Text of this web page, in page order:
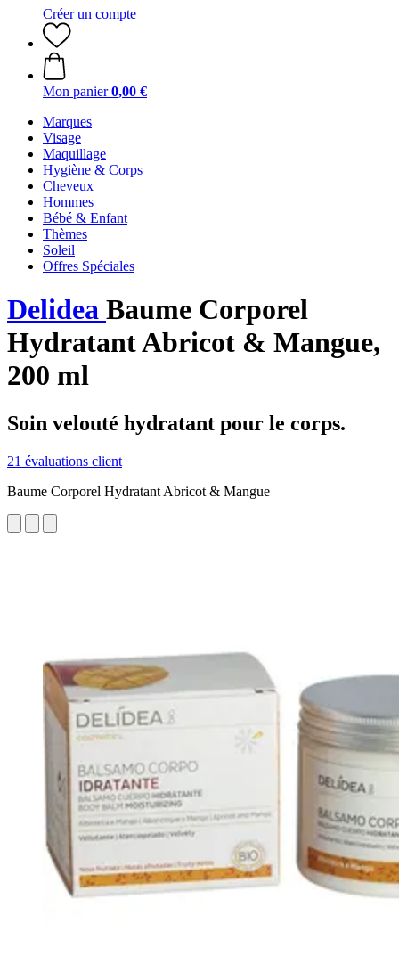
Créer un compte
Mon panier 0,00 €
Marques
Visage
Maquillage
Hygiène & Corps
Cheveux
Hommes
Bébé & Enfant
Thèmes
Soleil
Offres Spéciales
Delidea Baume Corporel
Hydratant Abricot & Mangue,
200 ml
Soin velouté hydratant pour le corps.
21 évaluations client
Baume Corporel Hydratant Abricot & Mangue